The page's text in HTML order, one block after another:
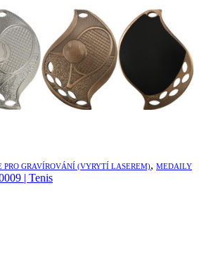
PRO GRAVÍROVÁNÍ (VYRYTÍ LASEREM), MEDAILY
| Tenis